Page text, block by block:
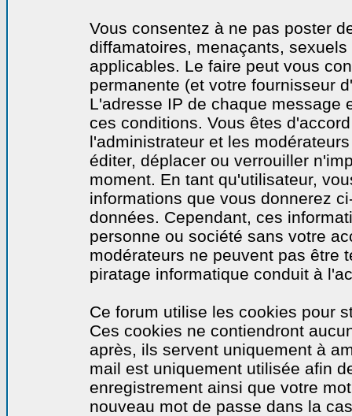
Vous consentez à ne pas poster
diffamatoires, menaçants,
applicables. Le faire peut vous
permanente (et votre fournisseur
L'adresse IP de chaque message
ces conditions. Vous êtes
l'administrateur et les
éditer, déplacer ou verrouiller
moment. En tant qu'utilisateur,
informations que vous donnerez
données. Cependant, ces
personne ou société sans votre
modérateurs ne peuvent pas être
piratage informatique conduit à
Ce forum utilise les cookies pour
Ces cookies ne contiendront
après, ils servent uniquement à
mail est uniquement utilisée afin
enregistrement ainsi que votre
nouveau mot de passe dans la